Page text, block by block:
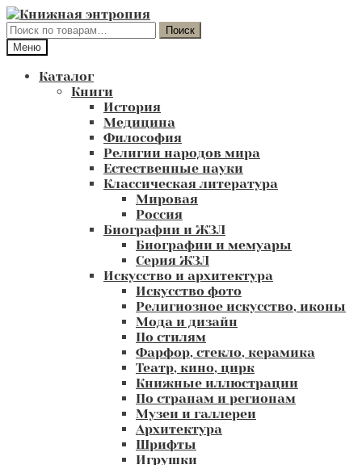
Перейти
к
навигации
Перейти
к
содержимому
Искать:
Поиск
Меню
Каталог
Книги
История
Медицина
Философия
Религии народов мира
Естественные науки
Классическая литература
Мировая
Россия
Биографии и ЖЗЛ
Биографии и мемуары
Серия ЖЗЛ
Искусство и архитектура
Искусство фото
Религиозное искусство, иконы
Мода и дизайн
По стилям
Фарфор, стекло, керамика
Театр, кино, цирк
Книжные иллюстрации
По странам и регионам
Музеи и галлереи
Архитектура
Шрифты
Игрушки